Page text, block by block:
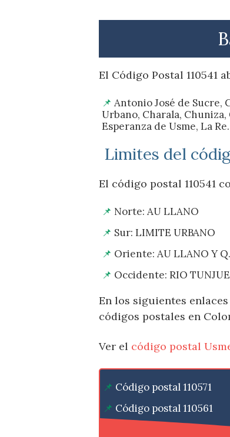
El Código Postal 110541
Antonio José de Sucre,
Urbano, Charala,
Esperanza de Usme, La Re.
Limites del
El código postal 110541
Norte: AU LLANO
Sur: LIMITE URBANO
Oriente: AU LLANO Y
Occidente: RIO
En los siguientes
códigos postales en
Ver el código postal
Código postal 110571
Código postal 110561
Código postal 110551